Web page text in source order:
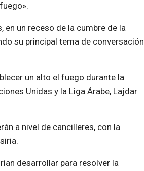
en un receso de la cumbre de la
su principal tema de conversación
un alto el fuego durante la
Unidas y la Liga Árabe, Lajdar
a nivel de cancilleres, con la
desarrollar para resolver la